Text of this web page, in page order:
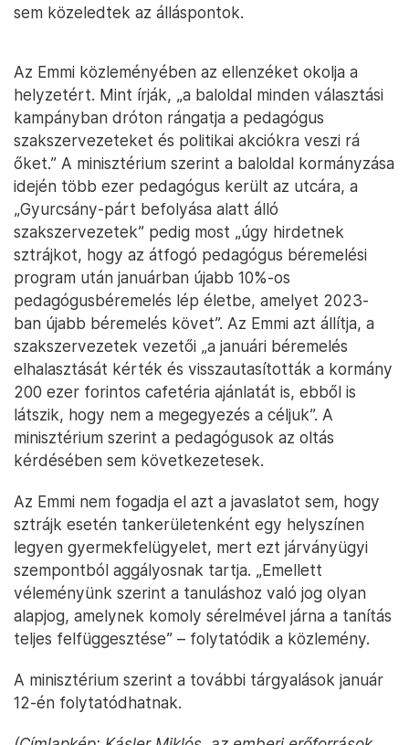
sem közeledtek az álláspontok.
Az Emmi közleményében az ellenzéket okolja a
helyzetért. Mint írják, „a baloldal minden választási
kampányban dróton rángatja a pedagógus
szakszervezeteket és politikai akciókra veszi rá
őket.” A minisztérium szerint a baloldal kormányzása
idején több ezer pedagógus került az utcára, a
„Gyurcsány-párt befolyása alatt álló
szakszervezetek” pedig most „úgy hirdetnek
sztrájkot, hogy az átfogó pedagógus béremelési
program után januárban újabb 10%-os
pedagógusbéremelés lép életbe, amelyet 2023-
ban újabb béremelés követ”. Az Emmi azt állítja, a
szakszervezetek vezetői „a januári béremelés
elhalasztását kérték és visszautasították a kormány
200 ezer forintos cafetéria ajánlatát is, ebből is
látszik, hogy nem a megegyezés a céljuk”. A
minisztérium szerint a pedagógusok az oltás
kérdésében sem következetesek.
Az Emmi nem fogadja el azt a javaslatot sem, hogy
sztrájk esetén tankerületenként egy helyszínen
legyen gyermekfelügyelet, mert ezt járványügyi
szempontból aggályosnak tartja. „Emellett
véleményünk szerint a tanuláshoz való jog olyan
alapjog, amelynek komoly sérelmével járna a tanítás
teljes felfüggesztése” – folytatódik a közlemény.
A minisztérium szerint a további tárgyalások január
12-én folytatódhatnak.